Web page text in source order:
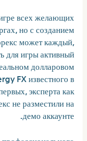
всех желающих
но с созданием
может каждый,
для игры активный
долларовом
FX известного в
эксперта как
не разместили на
демо аккаунте.